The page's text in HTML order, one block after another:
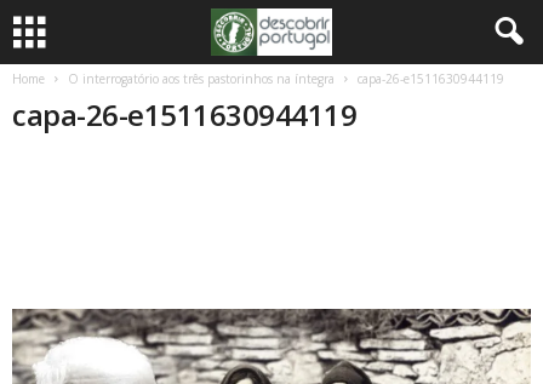
Home O interrogatório aos três pastorinhos na íntegra capa-26-e1511630944119
capa-26-e1511630944119